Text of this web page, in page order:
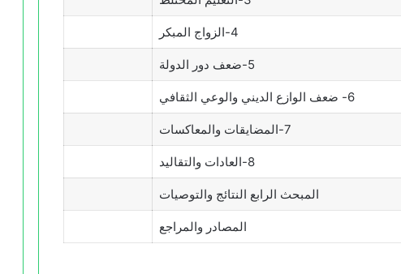
4-الزواج المبكر
5-ضعف دور الدولة
6- ضعف الوازع الديني والوعي الثقافي
7-المضايقات والمعاكسات
8-العادات والتقاليد
المبحث الرابع النتائج والتوصيات
المصادر والمراجع